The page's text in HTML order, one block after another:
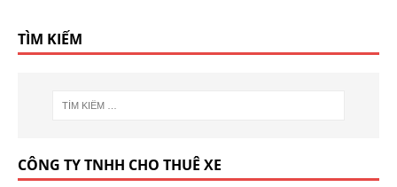
TÌM KIẾM
CÔNG TY TNHH CHO THUÊ XE